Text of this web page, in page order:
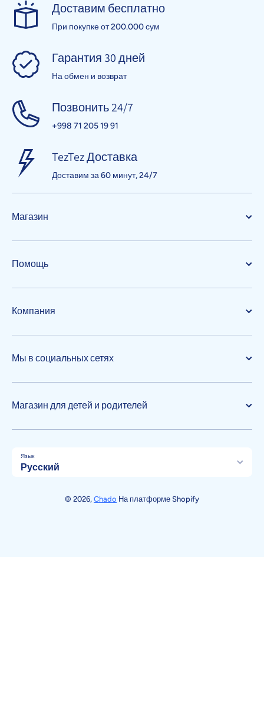
Доставим бесплатно
При покупке от 200.000 сум
Гарантия 30 дней
На обмен и возврат
Позвонить 24/7
+998 71 205 19 91
TezTez Доставка
Доставим за 60 минут, 24/7
Магазин
Помощь
Компания
Мы в социальных сетях
Магазин для детей и родителей
Язык
Русский
© 2026, Chado На платформе Shopify